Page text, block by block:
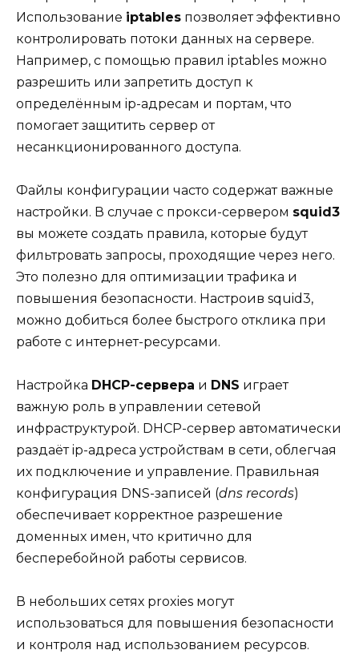
Использование iptables позволяет эффективно
контролировать потоки данных на сервере.
Например, с помощью правил iptables можно
разрешить или запретить доступ к
определённым ip-адресам и портам, что
помогает защитить сервер от
несанкционированного доступа.
Файлы конфигурации часто содержат важные
настройки. В случае с прокси-сервером squid3
вы можете создать правила, которые будут
фильтровать запросы, проходящие через него.
Это полезно для оптимизации трафика и
повышения безопасности. Настроив squid3,
можно добиться более быстрого отклика при
работе с интернет-ресурсами.
Настройка DHCP-сервера и DNS играет
важную роль в управлении сетевой
инфраструктурой. DHCP-сервер автоматически
раздаёт ip-адреса устройствам в сети, облегчая
их подключение и управление. Правильная
конфигурация DNS-записей (dns records)
обеспечивает корректное разрешение
доменных имен, что критично для
бесперебойной работы сервисов.
В небольших сетях proxies могут
использоваться для повышения безопасности
и контроля над использованием ресурсов.